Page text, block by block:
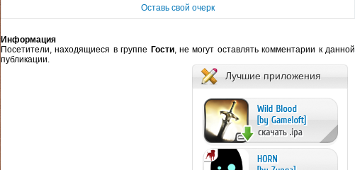
Оставь свой очерк
Информация
Посетители, находящиеся в группе Гости, не могут оставлять комментарии к данной
публикации.
Лучшие приложения